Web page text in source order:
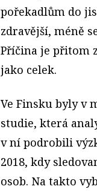
pořekadlům do
zdravější, méně
Příčina je přitom
jako celek.
Ve Finsku byly v
studie, která
v ní podrobili
2018, kdy
osob. Na takto